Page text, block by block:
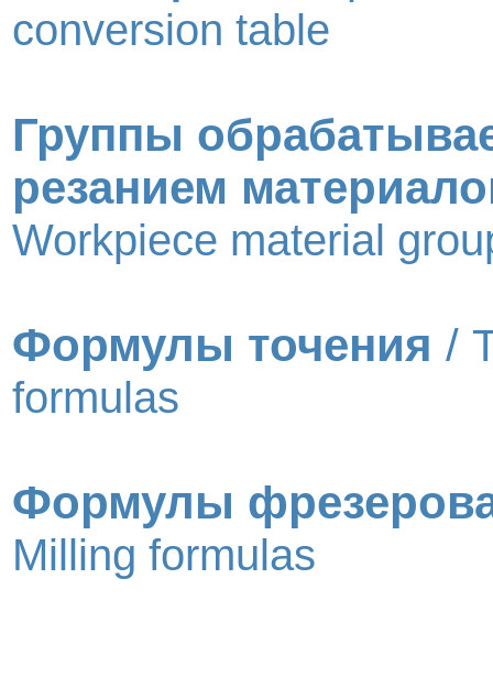
conversion table
Группы
резанием
Workpiece material
Формулы точения /
formulas
Формулы
Milling formulas